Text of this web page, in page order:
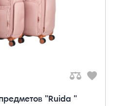
"Ruida "